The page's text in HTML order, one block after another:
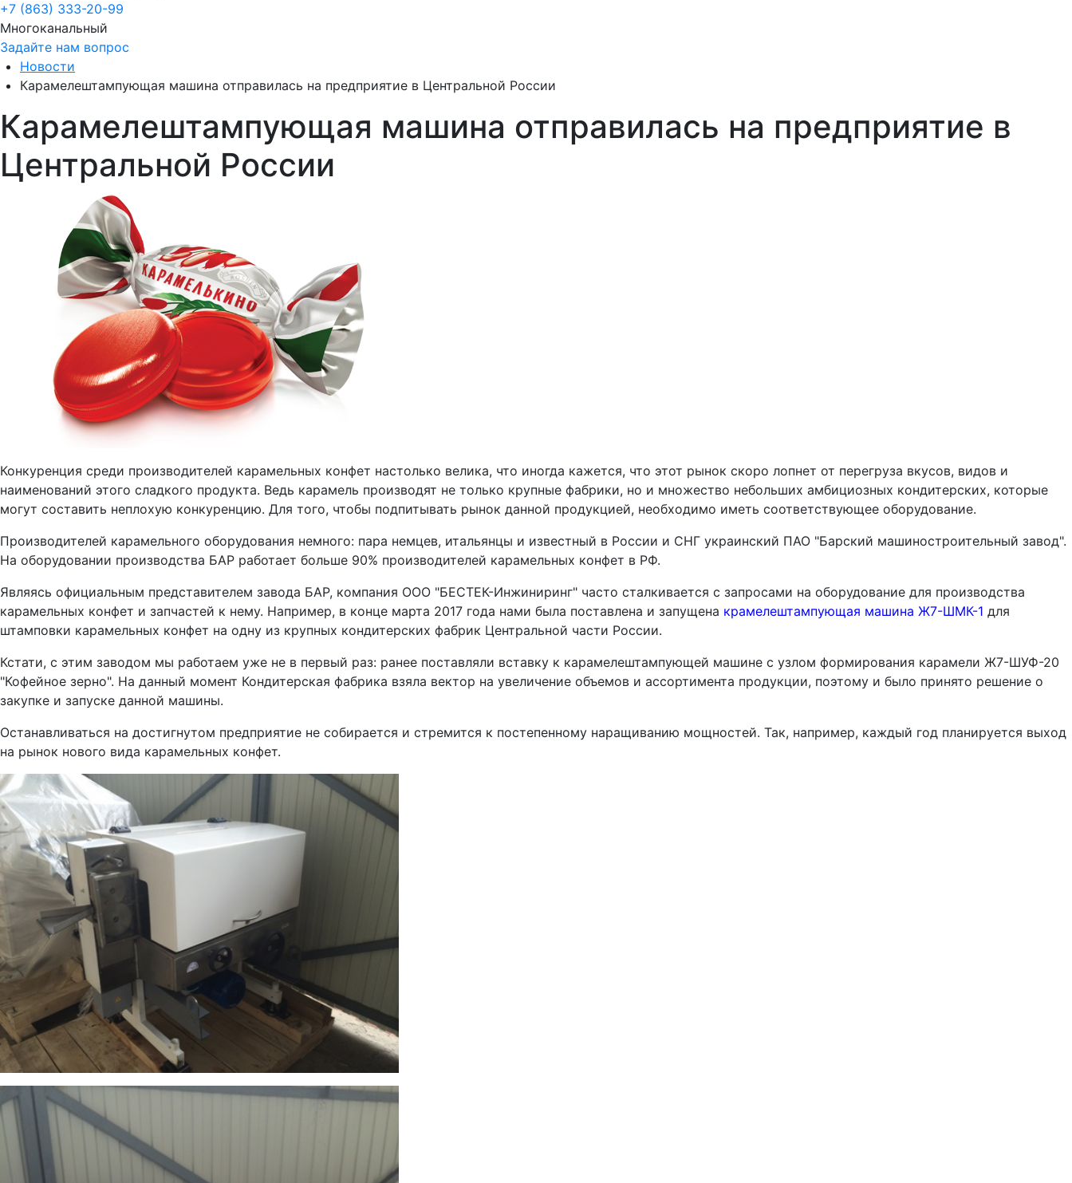
+7 (863) 333-20-99
Многоканальный
Задайте нам вопрос
Новости
Карамелештампующая машина отправилась на предприятие в Центральной России
Карамелештампующая машина отправилась на предприятие в
Центральной России
Конкуренция среди производителей карамельных конфет настолько велика, что иногда кажется, что этот рынок скоро лопнет от перегруза вкусов, видов и
наименований этого сладкого продукта. Ведь карамель производят не только крупные фабрики, но и множество небольших амбициозных кондитерских, которые
могут составить неплохую конкуренцию. Для того, чтобы подпитывать рынок данной продукцией, необходимо иметь соответствующее оборудование.
Производителей карамельного оборудования немного: пара немцев, итальянцы и известный в России и СНГ украинский ПАО "Барский машиностроительный завод".
На оборудовании производства БАР работает больше 90% производителей карамельных конфет в РФ.
Являясь официальным представителем завода БАР, компания ООО "БЕСТЕК-Инжиниринг" часто сталкивается с запросами на оборудование для производства
карамельных конфет и запчастей к нему. Например, в конце марта 2017 года нами была поставлена и запущена крамелештампующая машина Ж7-ШМК-1 для
штамповки карамельных конфет на одну из крупных кондитерских фабрик Центральной части России.
Кстати, с этим заводом мы работаем уже не в первый раз: ранее поставляли вставку к карамелештампующей машине с узлом формирования карамели Ж7-ШУФ-20
"Кофейное зерно". На данный момент Кондитерская фабрика взяла вектор на увеличение объемов и ассортимента продукции, поэтому и было принято решение о
закупке и запуске данной машины.
Останавливаться на достигнутом предприятие не собирается и стремится к постепенному наращиванию мощностей. Так, например, каждый год планируется выход
на рынок нового вида карамельных конфет.